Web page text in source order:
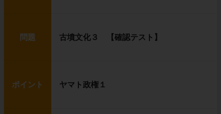
問題 古墳文化３ 【確認テスト】
ポイント ヤマト政権１